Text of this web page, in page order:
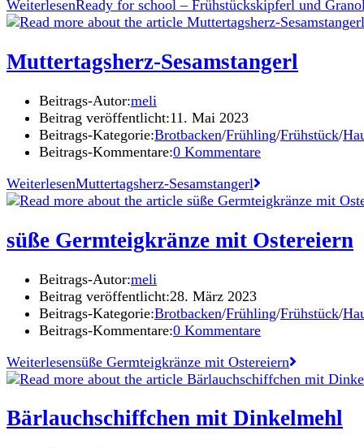
WeiterlesenReady for school – Frühstückskipferl und
Muttertagsherz-Sesamstangerl
Beitrags-Autor:meli
Beitrag veröffentlicht:11. Mai 2023
Beitrags-Kategorie:Brotbacken/Frühling/Frühstück/
Beitrags-Kommentare:0 Kommentare
WeiterlesenMuttertagsherz-Sesamstangerl
süße Germteigkränze mit Ostereiern
Beitrags-Autor:meli
Beitrag veröffentlicht:28. März 2023
Beitrags-Kategorie:Brotbacken/Frühling/Frühstück/
Beitrags-Kommentare:0 Kommentare
Weiterlesensüße Germteigkränze mit Ostereiern
Bärlauchschiffchen mit Dinkelmehl